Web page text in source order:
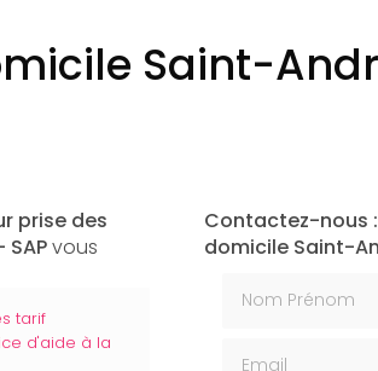
Saint-
prise des
vous
tarif
d'aide à la
Contactez-nous
domicile Saint-